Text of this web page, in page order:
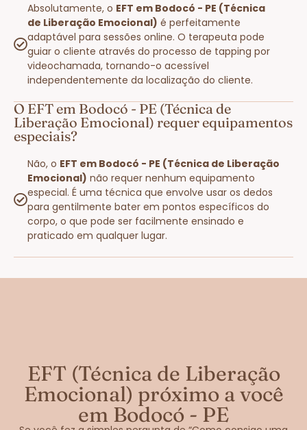
Absolutamente, o EFT em Bodocó - PE (Técnica
de Liberação Emocional) é perfeitamente
adaptável para sessões online. O terapeuta pode
guiar o cliente através do processo de tapping por
videochamada, tornando-o acessível
independentemente da localização do cliente.
O EFT em Bodocó - PE (Técnica de
Liberação Emocional) requer equipamentos
especiais?
Não, o EFT em Bodocó - PE (Técnica de Liberação
Emocional) não requer nenhum equipamento
especial. É uma técnica que envolve usar os dedos
para gentilmente bater em pontos específicos do
corpo, o que pode ser facilmente ensinado e
praticado em qualquer lugar.
EFT (Técnica de Liberação
Emocional) próximo a você
em Bodocó - PE